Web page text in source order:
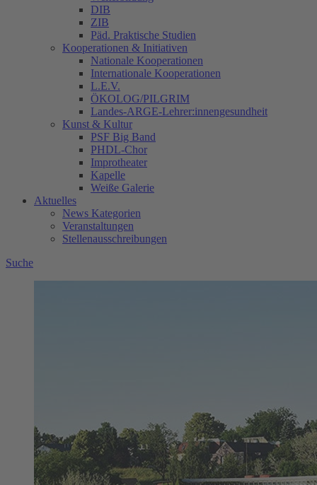
DIB
ZIB
Päd. Praktische Studien
Kooperationen & Initiativen
Nationale Kooperationen
Internationale Kooperationen
L.E.V.
ÖKOLOG/PILGRIM
Landes-ARGE-Lehrer:innengesundheit
Kunst & Kultur
PSF Big Band
PHDL-Chor
Improtheater
Kapelle
Weiße Galerie
Aktuelles
News Kategorien
Veranstaltungen
Stellenausschreibungen
Suche